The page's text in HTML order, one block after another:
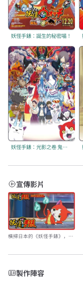
妖怪手錶：誕生的秘密喵！
妖怪手錶：光影之卷 鬼王的復活
宣傳影片
橫掃日本的《妖怪手錶》，就
製作陣容